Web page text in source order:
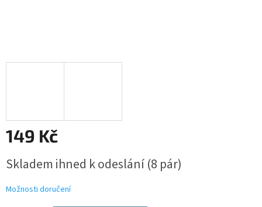
149 Kč
cena:
Skladem ihned k odeslání(8 pár)
Možnosti doručení